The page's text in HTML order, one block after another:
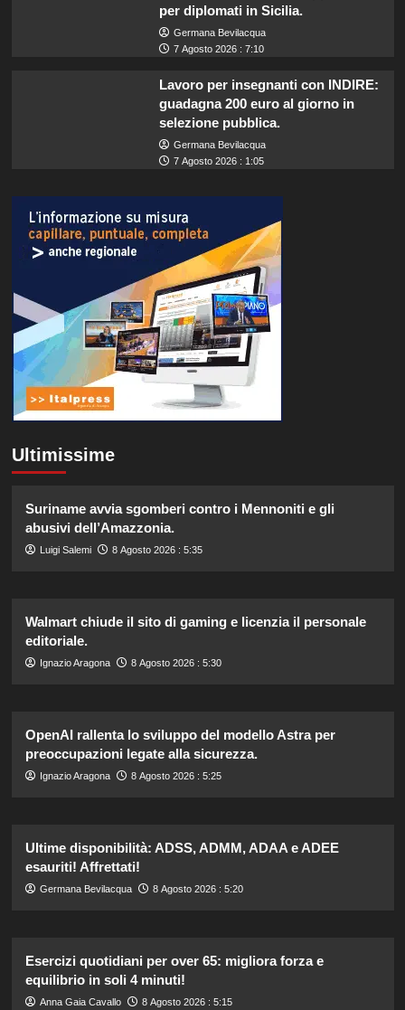
per diplomati in Sicilia.
Germana Bevilacqua
7 Agosto 2026 : 7:10
Lavoro per insegnanti con INDIRE:
guadagna 200 euro al giorno in
selezione pubblica.
Germana Bevilacqua
7 Agosto 2026 : 1:05
Ultimissime
Suriname avvia sgomberi contro i Mennoniti e gli
abusivi dell’Amazzonia.
Luigi Salemi 8 Agosto 2026 : 5:35
Walmart chiude il sito di gaming e licenzia il personale
editoriale.
Ignazio Aragona 8 Agosto 2026 : 5:30
OpenAI rallenta lo sviluppo del modello Astra per
preoccupazioni legate alla sicurezza.
Ignazio Aragona 8 Agosto 2026 : 5:25
Ultime disponibilità: ADSS, ADMM, ADAA e ADEE
esauriti! Affrettati!
Germana Bevilacqua 8 Agosto 2026 : 5:20
Esercizi quotidiani per over 65: migliora forza e
equilibrio in soli 4 minuti!
Anna Gaia Cavallo 8 Agosto 2026 : 5:15